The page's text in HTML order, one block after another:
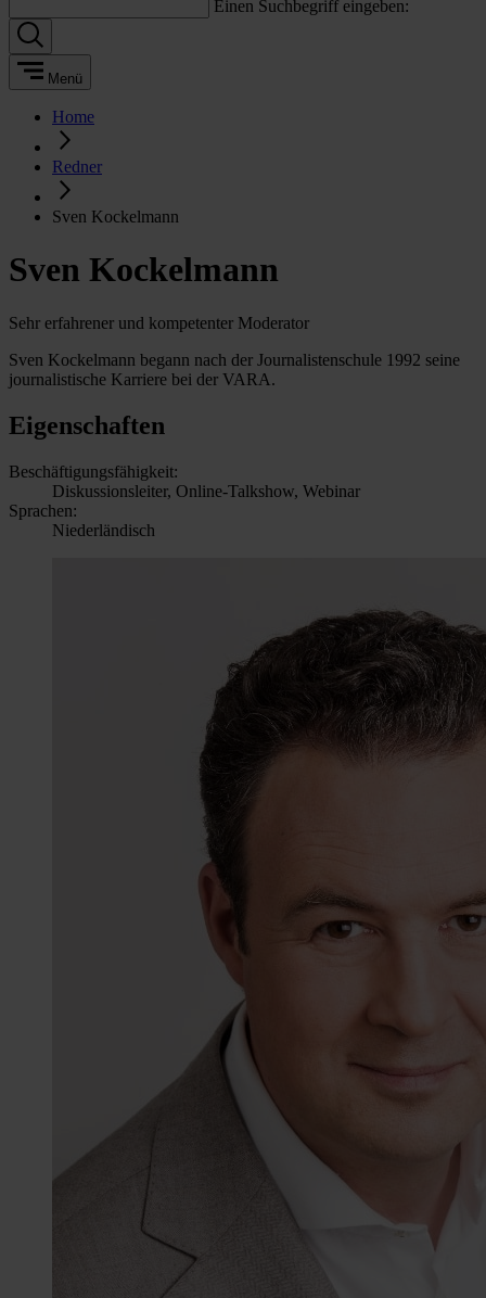
Einen Suchbegriff eingeben:
Menü
Home
Redner
Sven Kockelmann
Sven Kockelmann
Sehr erfahrener und kompetenter Moderator
Sven Kockelmann begann nach der Journalistenschule 1992 seine
journalistische Karriere bei der VARA.
Eigenschaften
Beschäftigungsfähigkeit:
Diskussionsleiter, Online-Talkshow, Webinar
Sprachen:
Niederländisch